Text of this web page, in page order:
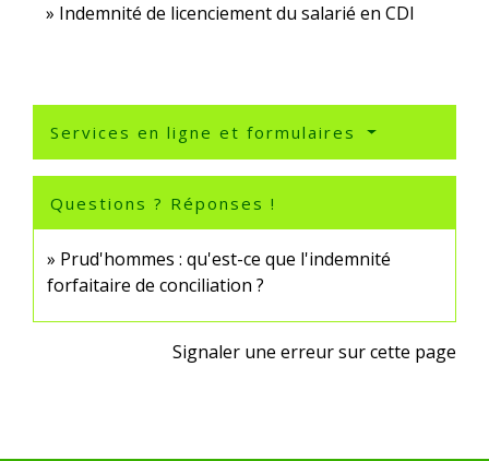
Indemnité de licenciement du salarié en CDI
Services en ligne et formulaires
Questions ? Réponses !
Prud'hommes : qu'est-ce que l'indemnité
forfaitaire de conciliation ?
Signaler une erreur sur cette page